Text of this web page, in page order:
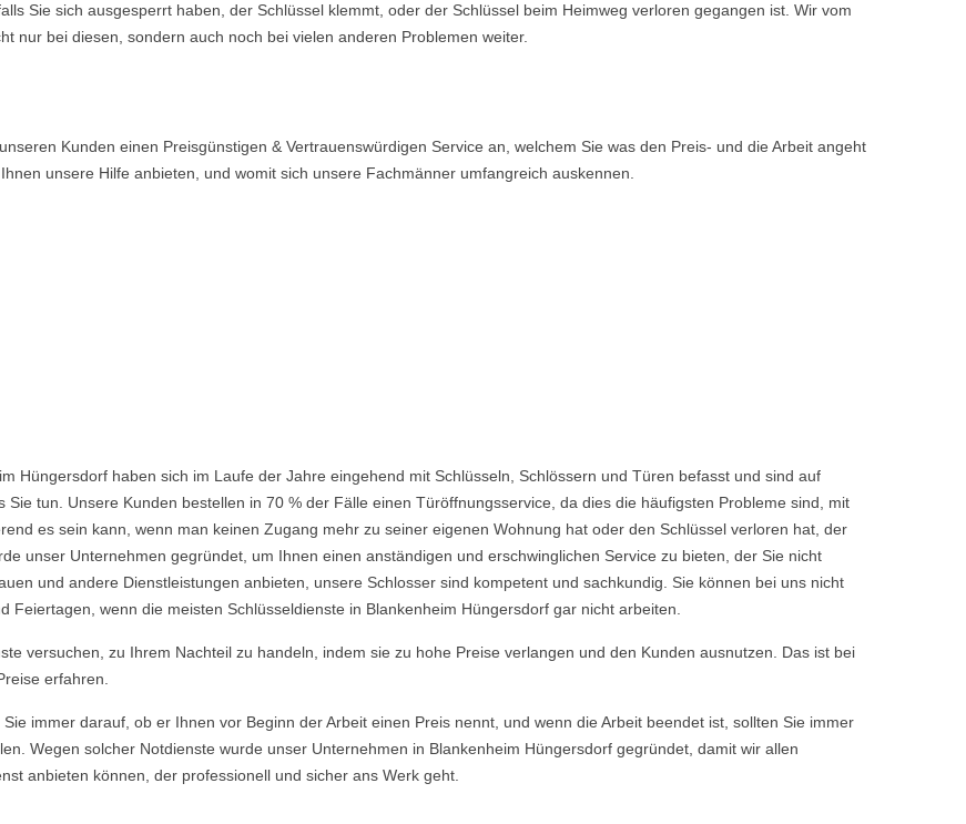
Sie sich ausgesperrt haben, der Schlüssel klemmt, oder der Schlüssel beim Heimweg verloren gegangen ist. Wir vom
nur bei diesen, sondern auch noch bei vielen anderen Problemen weiter.
Kunden einen Preisgünstigen & Vertrauenswürdigen Service an, welchem Sie was den Preis- und die Arbeit angeht
unsere Hilfe anbieten, und womit sich unsere Fachmänner umfangreich auskennen.
Hüngersdorf haben sich im Laufe der Jahre eingehend mit Schlüsseln, Schlössern und Türen befasst und sind auf
tun. Unsere Kunden bestellen in 70 % der Fälle einen Türöffnungsservice, da dies die häufigsten Probleme sind, mit
es sein kann, wenn man keinen Zugang mehr zu seiner eigenen Wohnung hat oder den Schlüssel verloren hat, der
unser Unternehmen gegründet, um Ihnen einen anständigen und erschwinglichen Service zu bieten, der Sie nicht
und andere Dienstleistungen anbieten, unsere Schlosser sind kompetent und sachkundig. Sie können bei uns nicht
wenn die meisten Schlüsseldienste in Blankenheim Hüngersdorf gar nicht arbeiten.
versuchen, zu Ihrem Nachteil zu handeln, indem sie zu hohe Preise verlangen und den Kunden ausnutzen. Das ist bei
erfahren.
immer darauf, ob er Ihnen vor Beginn der Arbeit einen Preis nennt, und wenn die Arbeit beendet ist, sollten Sie immer
Wegen solcher Notdienste wurde unser Unternehmen in Blankenheim Hüngersdorf gegründet, damit wir allen
anbieten können, der professionell und sicher ans Werk geht.